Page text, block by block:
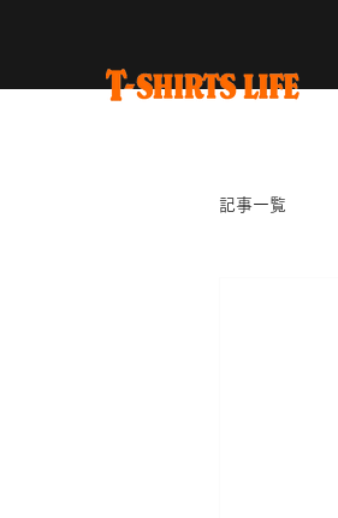
記事一覧